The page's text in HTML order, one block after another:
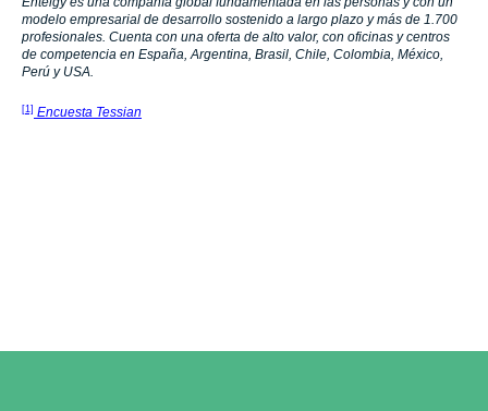
modelo empresarial de desarrollo sostenido a largo plazo y más de 1.700
profesionales. Cuenta con una oferta de alto valor, con oficinas y centros
de competencia en España, Argentina, Brasil, Chile, Colombia, México,
Perú y USA.
[1] Encuesta Tessian